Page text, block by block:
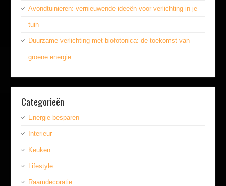
Avondtuinieren: vernieuwende ideeën voor verlichting in je
tuin
Duurzame verlichting met biofotonica: de toekomst van
groene energie
Categorieën
Energie besparen
Interieur
Keuken
Lifestyle
Raamdecoratie